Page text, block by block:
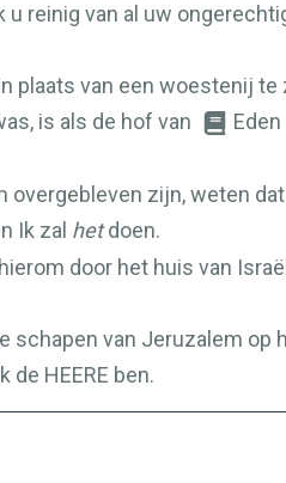
u reinig van al uw
plaats van een woestenij
is als de hof van
overgebleven zijn, weten dat
Ik zal hetdoen.
door het huis van
schapen van Jeruzalem op
de HEERE ben.